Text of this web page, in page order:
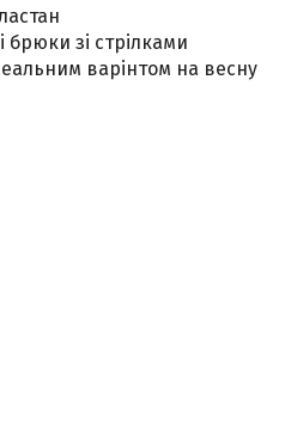
зі стрілками
варінтом на весну